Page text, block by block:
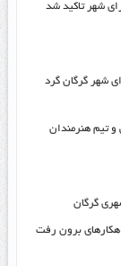
شهر تاکید شد
شهر گرگان گرد
تیم ملی ۱۹۹۸ جام جهانی و تیم هنرمندان
گرگان
برون رفت